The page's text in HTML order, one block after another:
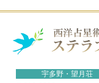
宇多野・望月荘